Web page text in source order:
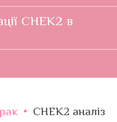
CHEK2 в
• CHEK2 аналіз